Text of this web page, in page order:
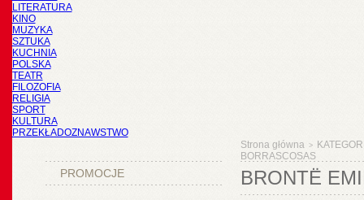
LITERATURA
KINO
MUZYKA
SZTUKA
KUCHNIA
POLSKA
TEATR
FILOZOFIA
RELIGIA
SPORT
KULTURA
PRZEKŁADOZNAWSTWO
PROMOCJE
Strona główna >
BORRASCOSAS
BRONTË